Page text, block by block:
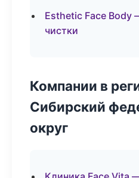
Esthetic Face Body
чистки
Компании в
Сибирский
округ